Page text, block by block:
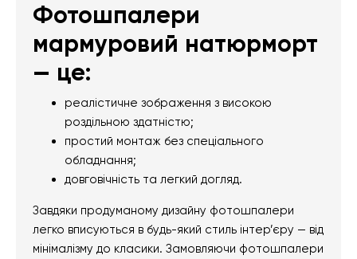
Фотошпалери
мармуровий натюрморт
— це:
реалістичне зображення з високою
роздільною здатністю;
простий монтаж без спеціального
обладнання;
довговічність та легкий догляд.
Завдяки продуманому дизайну фотошпалери
легко вписуються в будь-який стиль інтер’єру — від
мінімалізму до класики. Замовляючи фотошпалери